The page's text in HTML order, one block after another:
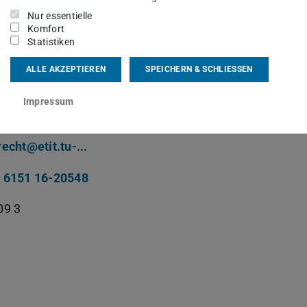
Schließanlagenverwaltung,
...
6151 16-20548
3
Nur essentielle
Komfort
Statistiken
ALLE AKZEPTIEREN SPEICHERN & SCHLIESSEN
Impressum